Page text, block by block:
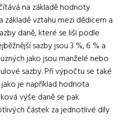
na základě hodnoty
vztahu mezi dědicem a
daně, které se liší podle
sazby jsou 3 %, 6 % a
jako jsou manželé nebo
sazby. Při výpočtu se také
je například hodnota
výše daně se pak
částek za jednotlivé díly